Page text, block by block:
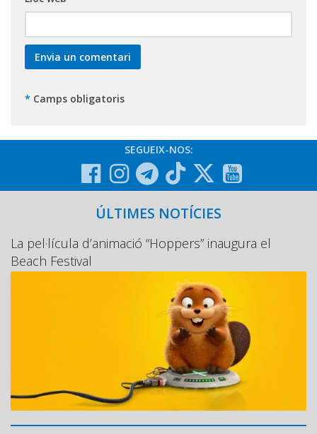
* Camps obligatoris
SEGUEIX-NOS:
ÚLTIMES NOTÍCIES
La pel·lícula d’animació “Hoppers” inaugura el
Beach Festival